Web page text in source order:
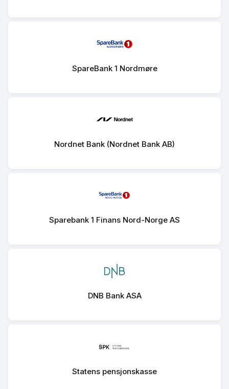
SpareBank 1 Nordmøre
Nordnet Bank (Nordnet Bank AB)
Sparebank 1 Finans Nord-Norge AS
DNB Bank ASA
Statens pensjonskasse